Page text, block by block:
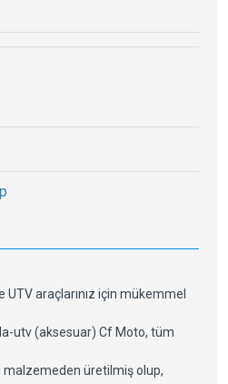
araçlarınız için mükemmel
utv (aksesuar) Cf Moto, tüm
üretilmiş olup,